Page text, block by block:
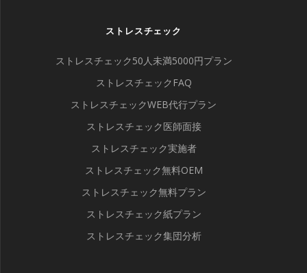
ストレスチェック
ストレスチェック50人未満5000円プラン
ストレスチェックFAQ
ストレスチェックWEB代行プラン
ストレスチェック医師面接
ストレスチェック実施者
ストレスチェック無料OEM
ストレスチェック無料プラン
ストレスチェック紙プラン
ストレスチェック集団分析